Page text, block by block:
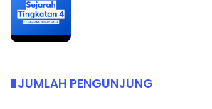
JUMLAH PENGUNJUNG